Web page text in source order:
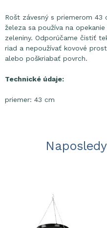
Rošt závesný s priemerom
železa sa používa na
zeleniny. Odporúčame čistiť
riad a nepoužívať kovové
alebo poškriabať povrch.
Technické údaje:
priemer: 43 cm